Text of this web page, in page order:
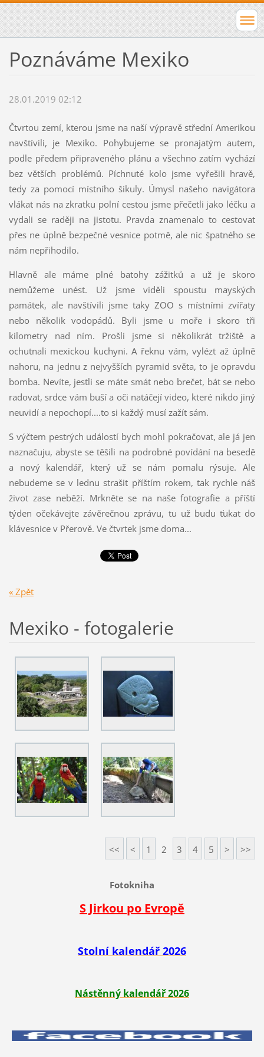
Poznáváme Mexiko
28.01.2019 02:12
Čtvrtou zemí, kterou jsme na naší výpravě střední Amerikou
navštívili, je Mexiko. Pohybujeme se pronajatým autem,
podle předem připraveného plánu a všechno zatím vychází
bez větších problémů. Píchnuté kolo jsme vyřešili hravě,
tedy za pomocí místního šikuly. Úmysl našeho navigátora
vlákat nás na zkratku polní cestou jsme přečetli jako léčku a
vydali se raději na jistotu. Pravda znamenalo to cestovat
přes ne úplně bezpečné vesnice potmě, ale nic špatného se
nám nepřihodilo.
Hlavně ale máme plné batohy zážitků a už je skoro
nemůžeme unést. Už jsme viděli spoustu mayských
památek, ale navštívili jsme taky ZOO s místními zvířaty
nebo několik vodopádů. Byli jsme u moře i skoro tři
kilometry nad ním. Prošli jsme si několikrát tržiště a
ochutnali mexickou kuchyni. A řeknu vám, vylézt až úplně
nahoru, na jednu z nejvyšších pyramid světa, to je opravdu
bomba. Nevíte, jestli se máte smát nebo brečet, bát se nebo
radovat, srdce vám buší a oči natáčejí video, které nikdo jiný
neuvidí a nepochopí....to si každý musí zažít sám.
S výčtem pestrých událostí bych mohl pokračovat, ale já jen
naznačuju, abyste se těšili na podrobné povídání na besedě
a nový kalendář, který už se nám pomalu rýsuje. Ale
nebudeme se v lednu strašit příštím rokem, tak rychle náš
život zase neběží. Mrkněte se na naše fotografie a příští
týden očekávejte závěrečnou zprávu, tu už budu ťukat do
klávesnice v Přerově. Ve čtvrtek jsme doma...
« Zpět
Mexiko - fotogalerie
<< < 1 2 3 4 5 > >>
Fotokniha
S Jirkou po Evropě
Stolní kalendář 2026
Nástěnný kalendář 2026